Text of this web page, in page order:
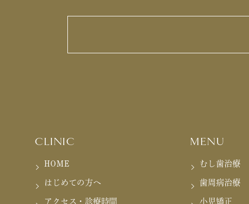
CLINIC
HOME
はじめての方へ
アクセス・診療時間
MENU
むし歯治療
歯周病治療
小児矯正